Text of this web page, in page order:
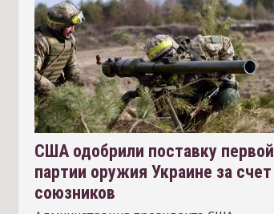
США одобрили поставку первой
партии оружия Украине за счет
союзников